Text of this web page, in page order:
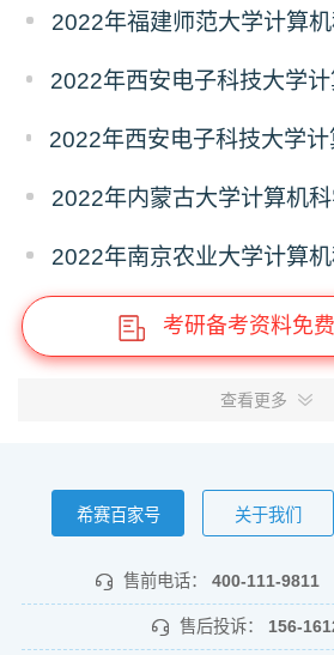
考研备考资料免
查看更多
希赛百家号 关于我们
售前电话： 400-111-9811
售后投诉： 156-